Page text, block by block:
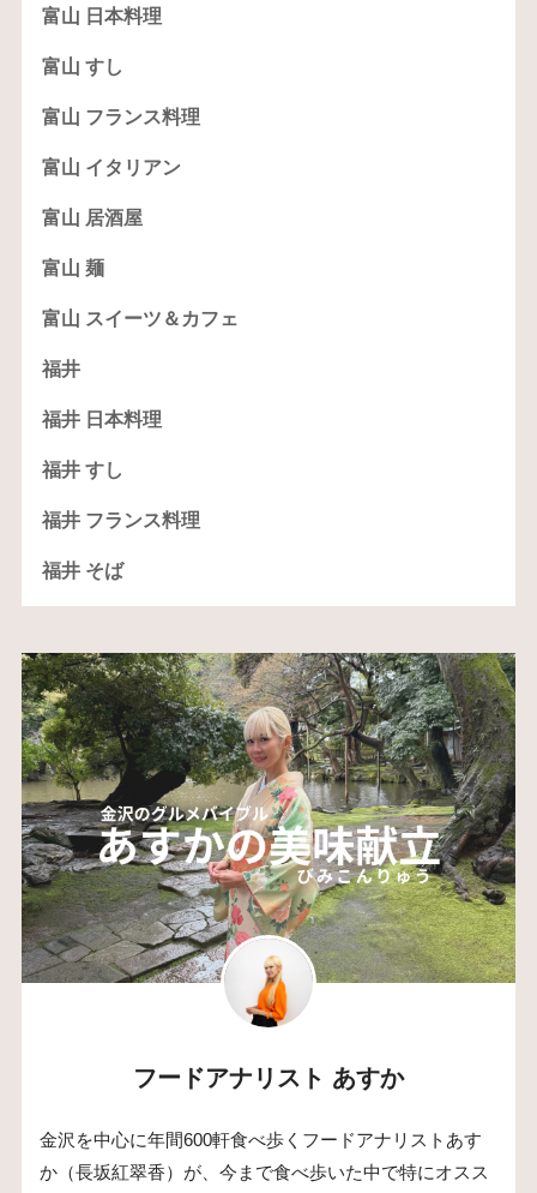
富山 日本料理
富山 すし
富山 フランス料理
富山 イタリアン
富山 居酒屋
富山 麺
富山 スイーツ＆カフェ
福井
福井 日本料理
福井 すし
福井 フランス料理
福井 そば
フードアナリスト あすか
金沢を中心に年間600軒食べ歩くフードアナリストあす
か（長坂紅翠香）が、今まで食べ歩いた中で特にオスス